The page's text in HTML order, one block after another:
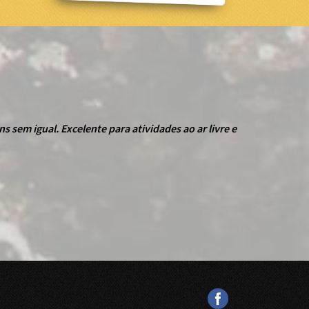
sem igual. Excelente para atividades ao ar livre e